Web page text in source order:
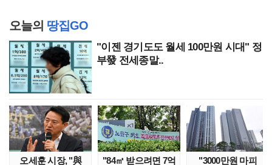
오늘의 땅집GO
"이젠 경기도도 월세 100만원 시대" 정
부發 전세종말..
오세훈 시장, "與 "84㎡ 받으려면 7억 "3000만원 마피